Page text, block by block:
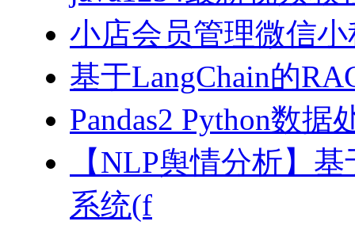
小店会员管理微信
基于LangChain的
Pandas2 Python数
【NLP舆情分析】
系统(f